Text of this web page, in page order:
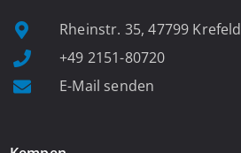
Rheinstr. 35, 47799 Krefeld
+49 2151-80720
E-Mail senden